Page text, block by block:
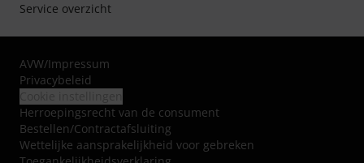
Service overzicht
AVW/Impressum
Privacybeleid
Herroepingsrecht van de consument
Bestellen/Contractafsluiting
Wettelijke aansprakelijkheid voor gebreken